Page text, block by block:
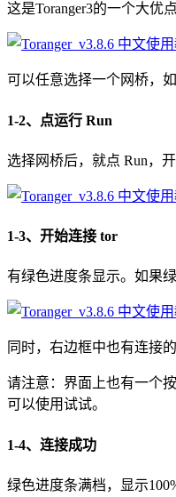
这是Toranger3的一个大优
可以任意选择一个网桥，
1-2、点运行 Run
选择网桥后，就点 Run，
1-3、开始连接 tor
有绿色进度条显示。如果
同时，右边框中也有连接
请注意：界面上也有一个
可以使用试试。
1-4、连接成功
绿色进度条满档，显示